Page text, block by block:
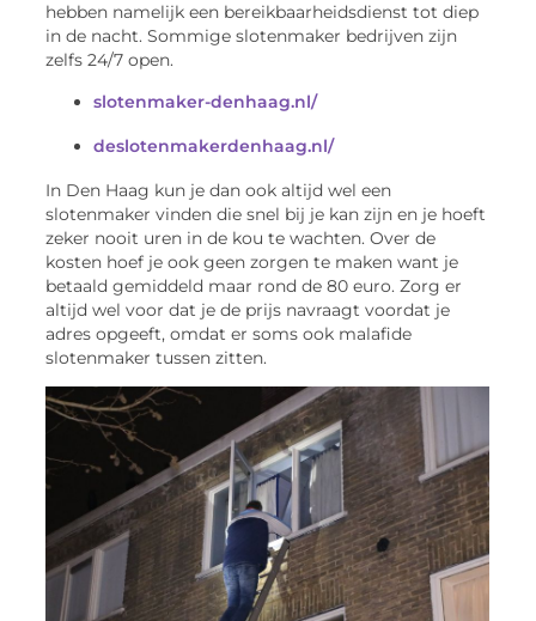
hebben namelijk een bereikbaarheidsdienst tot diep
in de nacht. Sommige slotenmaker bedrijven zijn
zelfs 24/7 open.
slotenmaker-denhaag.nl/
deslotenmakerdenhaag.nl/
In Den Haag kun je dan ook altijd wel een
slotenmaker vinden die snel bij je kan zijn en je hoeft
zeker nooit uren in de kou te wachten. Over de
kosten hoef je ook geen zorgen te maken want je
betaald gemiddeld maar rond de 80 euro. Zorg er
altijd wel voor dat je de prijs navraagt voordat je
adres opgeeft, omdat er soms ook malafide
slotenmaker tussen zitten.